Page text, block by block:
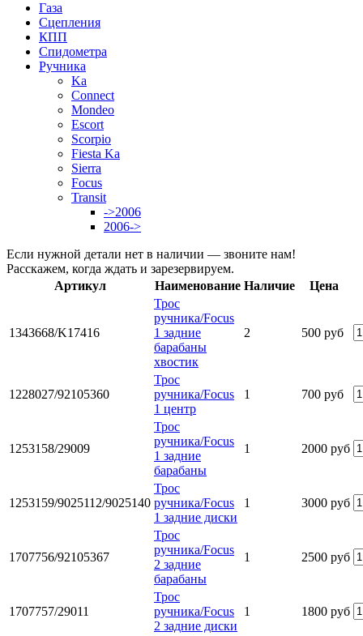
Газа
Сцепления
КПП
Спидометра
Ручника
Ka
Connect
Mondeo
Escort
Scorpio
Fiesta Ka
Sierra
Focus
Transit
->2006
2006->
Если нужной детали нет в наличии — звоните нам!
Расскажем, когда ждать и зарезервируем.
Артикул
Наименование Наличие Цена
1343668/K17416
Трос
ручника/Focus
1 задние
барабаны
хвостик
2 500 руб
1228027/92105360
Трос
ручника/Focus
1 центр
1 700 руб
1253158/29009
Трос
ручника/Focus
1 задние
барабаны
1 2000 руб
1253159/9025112/9025140
Трос
ручника/Focus
1 задние диски
1 3000 руб
1707756/92105367
Трос
ручника/Focus
2 задние
барабаны
1 2500 руб
1707757/29011
Трос
ручника/Focus
2 задние диски
1 1800 руб